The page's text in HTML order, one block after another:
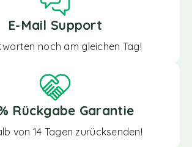
E-Mail Support
noch am gleichen Tag!
Rückgabe Garantie
von 14 Tagen zurücksenden!